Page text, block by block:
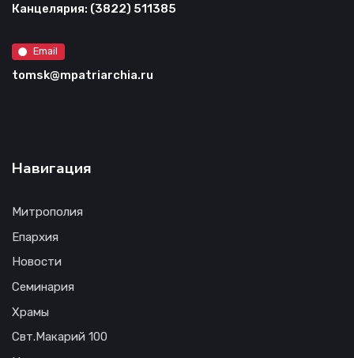
Канцелярия: (3822) 511385
Email
tomsk@mpatriarchia.ru
Навигация
Митрополия
Епархия
Новости
Семинария
Храмы
Свт.Макарий 100